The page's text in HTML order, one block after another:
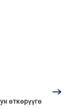
өткөрүүгө